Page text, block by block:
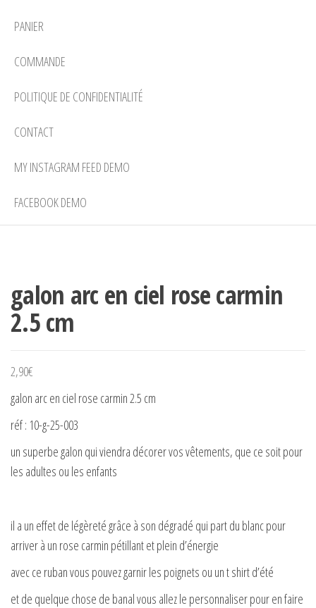
PANIER
COMMANDE
POLITIQUE DE CONFIDENTIALITÉ
CONTACT
MY INSTAGRAM FEED DEMO
FACEBOOK DEMO
galon arc en ciel rose carmin
2.5 cm
2,90€
galon arc en ciel rose carmin 2.5 cm
réf : 10-g-25-003
un superbe galon qui viendra décorer vos vêtements, que ce soit pour
les adultes ou les enfants
il a un effet de légèreté grâce à son dégradé qui part du blanc pour
arriver à un rose carmin pétillant et plein d’énergie
avec ce ruban vous pouvez garnir les poignets ou un t shirt d’été
et de quelque chose de banal vous allez le personnaliser pour en faire